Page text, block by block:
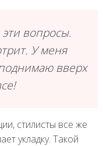
вопросы.
У меня
вверх
стилисты все же
укладку. Такой